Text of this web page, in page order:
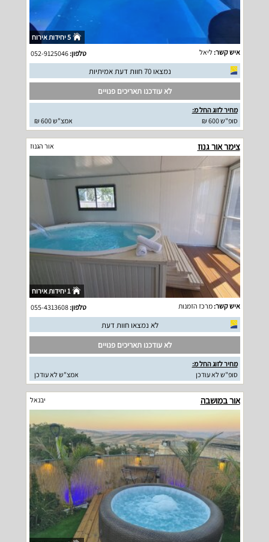
5 יחידות אירוח
איש קשר:ליאל טלפון:052-9125046
נמצאו 70 חוות דעת אמיתיות
לא עודכנו תאריכים פנויים
מחיר לזוג החל מ:
סופ"ש 600 ₪
אמצ"ש 600 ₪
צימר אור גנוז אור הגנוז
1 יחידות אירוח
איש קשר:מרכז הזמנות טלפון:055-4313608
לא נמצאו חוות דעת
לא עודכנו תאריכים פנויים
מחיר לזוג החל מ:
סופ"ש לא עודכן
אמצ"ש לא עודכן
אור במושבה יבנאל